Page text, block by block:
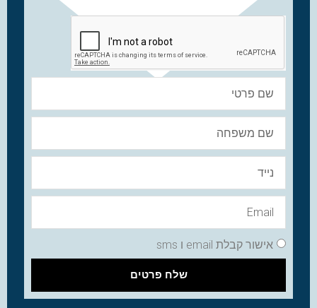
אישור קבלת email ו sms
שלח פרטים